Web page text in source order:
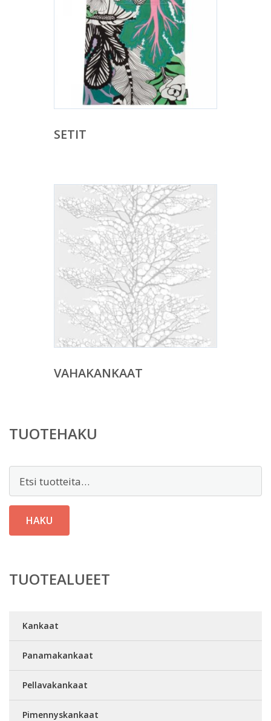
SETIT
VAHAKANKAAT
TUOTEHAKU
HAKU
TUOTEALUEET
Kankaat
Panamakankaat
Pellavakankaat
Pimennyskankaat